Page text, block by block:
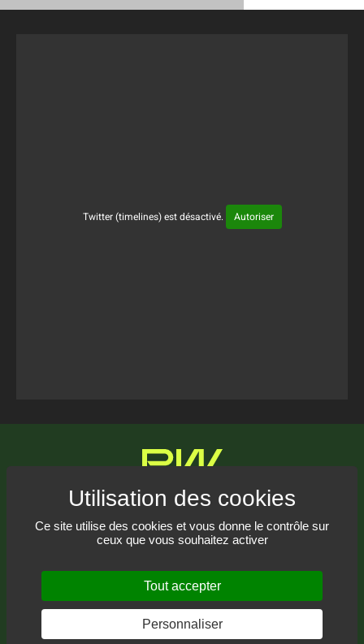
Ce site utilise des cookies et vous donne le contrôle sur
ceux que vous souhaitez activer
Tout accepter
Personnaliser
Twitter (timelines) est désactivé. Autoriser
Communiquez avec nous
Recevez notre infolettre
© 2021-2026
RSS